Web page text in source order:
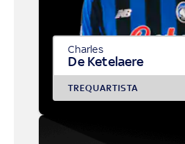
Charles
De Ketelaere
TREQUARTISTA